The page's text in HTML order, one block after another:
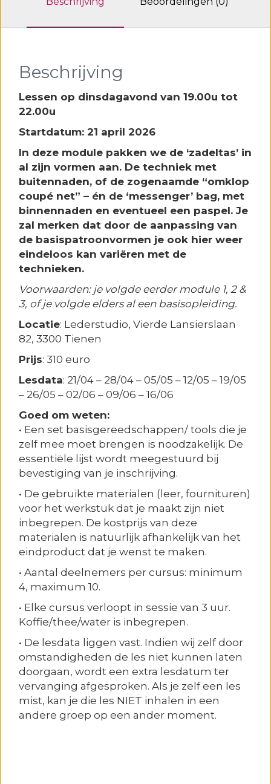
Beschrijving
Lessen op dinsdagavond van 19.00u tot
22.00u
Startdatum: 21 april 2026
In deze module pakken we de ‘zadeltas’ in
al zijn vormen aan. De techniek met
buitennaden, of de zogenaamde “omklop
coupé net” – én de ‘messenger’ bag, met
binnennaden en eventueel een paspel. Je
zal merken dat door de aanpassing van
de basispatroonvormen je ook hier weer
eindeloos kan variëren met de
technieken.
Voorwaarden: je volgde eerder module 1, 2 &
3, of je volgde elders al een basisopleiding.
Locatie: Lederstudio, Vierde Lansierslaan
82, 3300 Tienen
Prijs: 310 euro
Lesdata: 21/04 – 28/04 – 05/05 – 12/05 – 19/05
– 26/05 – 02/06 – 09/06 – 16/06
Goed om weten:
• Een set basisgereedschappen/ tools die je
zelf mee moet brengen is noodzakelijk. De
essentiële lijst wordt meegestuurd bij
bevestiging van je inschrijving.
• De gebruikte materialen (leer, fournituren)
voor het werkstuk dat je maakt zijn niet
inbegrepen. De kostprijs van deze
materialen is natuurlijk afhankelijk van het
eindproduct dat je wenst te maken.
• Aantal deelnemers per cursus: minimum
4, maximum 10.
• Elke cursus verloopt in sessie van 3 uur.
Koffie/thee/water is inbegrepen.
• De lesdata liggen vast. Indien wij zelf door
omstandigheden de les niet kunnen laten
doorgaan, wordt een extra lesdatum ter
vervanging afgesproken. Als je zelf een les
mist, kan je die les NIET inhalen in een
andere groep op een ander moment.